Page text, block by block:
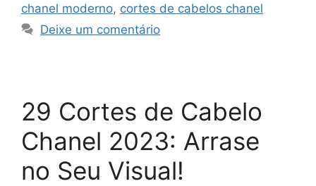
chanel moderno, cortes de cabelos chanel
Deixe um comentário
29 Cortes de Cabelo
Chanel 2023: Arrase
no Seu Visual!